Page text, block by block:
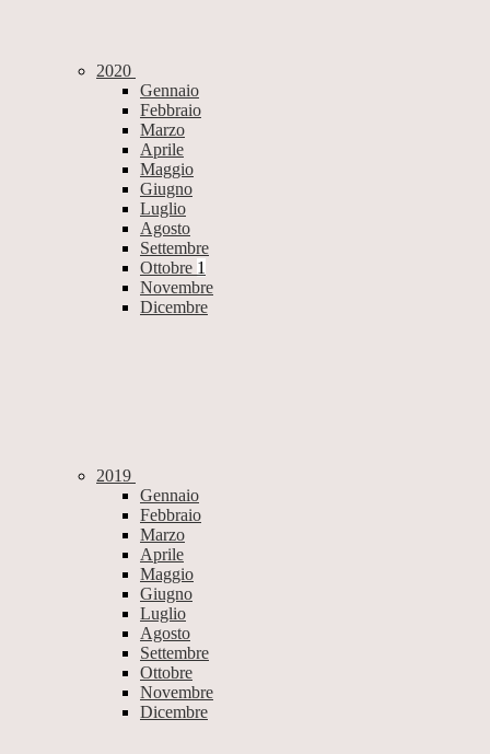
2020
Gennaio
Febbraio
Marzo
Aprile
Maggio
Giugno
Luglio
Agosto
Settembre
Ottobre 1
Novembre
Dicembre
2019
Gennaio
Febbraio
Marzo
Aprile
Maggio
Giugno
Luglio
Agosto
Settembre
Ottobre
Novembre
Dicembre